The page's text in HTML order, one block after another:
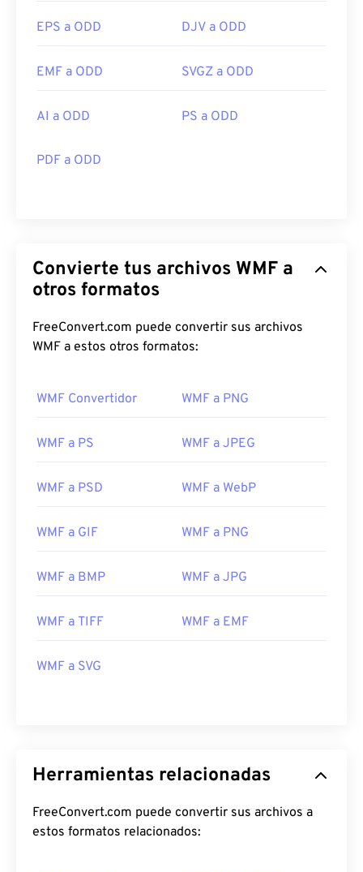
EPS a ODD DJV a ODD
EMF a ODD SVGZ a ODD
AI a ODD PS a ODD
PDF a ODD
Convierte tus archivos WMF a
otros formatos
FreeConvert.com puede convertir sus archivos
WMF a estos otros formatos:
WMF Convertidor WMF a PNG
WMF a PS WMF a JPEG
WMF a PSD WMF a WebP
WMF a GIF WMF a PNG
WMF a BMP WMF a JPG
WMF a TIFF WMF a EMF
WMF a SVG
Herramientas relacionadas
FreeConvert.com puede convertir sus archivos a
estos formatos relacionados: